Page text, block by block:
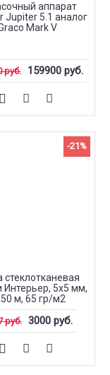
аппарат
Jupiter 5.1 аналог
Mark V
руб. 159900 руб.
-21%
стеклотканевая
Интерьер, 5x5 мм,
м, 65 гр/м2
руб. 3000 руб.